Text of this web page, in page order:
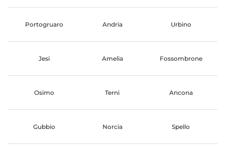
Portogruaro Andria Urbino
Jesi Amelia Fossombrone
Osimo Terni Ancona
Gubbio Norcia Spello